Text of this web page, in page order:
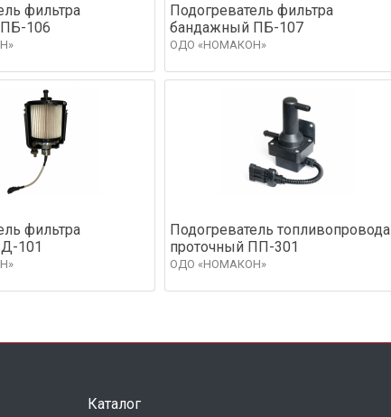
фильтра
106
Подогреватель фильтра
бандажный ПБ-107
ОДО «НОМАКОН»
фильтра
101
Подогреватель топливопровода
проточный ПП-301
ОДО «НОМАКОН»
Каталог